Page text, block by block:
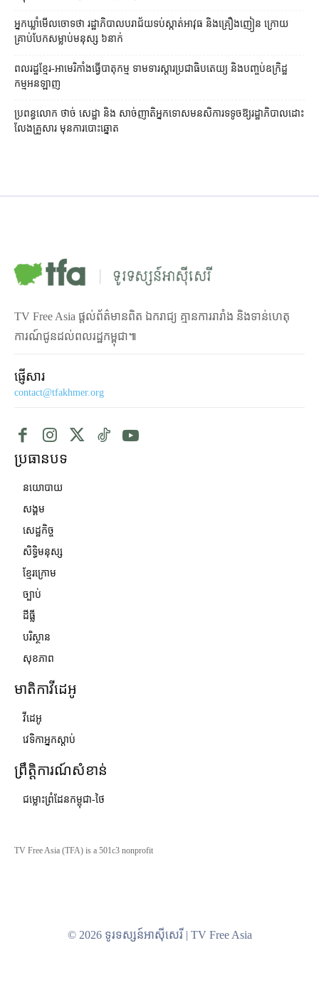
អ្នកឃ្លាំមើលចោទថា រដ្ឋាភិបាលបរាជ័យទប់ស្កាត់អាវុធ និងគ្រឿងញៀន ក្រោយ
គ្រាប់បែកសម្លាប់មនុស្ស ៦នាក់
ពលរដ្ឋខ្មែរ-អាមេរិកាំងធ្វើបាតុកម្ម ទាមទារស្ដារប្រជាធិបតេយ្យ និងបញ្ចប់ឧក្រិដ្ឋ
កម្មអនឡាញ
ប្រពន្ធ​លោក ថាច់ សេដ្ឋា និង សាច់ញាតិ​អ្នកទោស​មនសិការ​ទទូច​ឱ្យ​រដ្ឋាភិបាល​ដោះ
លែង​គ្រួសារ មុន​ការបោះឆ្នោត
TV Free Asia ផ្ដល់ព័ត៌មានពិត ឯករាជ្យ គ្មានការរារាំង និងទាន់ហេតុ
ការណ៍ជូនដល់ពលរដ្ឋកម្ពុជា៕
ផ្ញើសារ
contact@tfakhmer.org
ប្រធានបទ
នយោបាយ
សង្គម
សេដ្ឋកិច្ច
សិទ្ធិមនុស្ស
ខ្មែរក្រោម
ច្បាប់
ដីធ្លី
បរិស្ថាន
សុខភាព
មាតិកាវីដេអូ
វីដេអូ
វេទិកាអ្នកស្ដាប់
ព្រឹត្តិការណ៍សំខាន់
ជម្លោះព្រំដែនកម្ពុជា-ថៃ
TV Free Asia (TFA) is a 501c3 nonprofit
© 2026 ទូរទស្សន៍អាស៊ីសេរី | TV Free Asia